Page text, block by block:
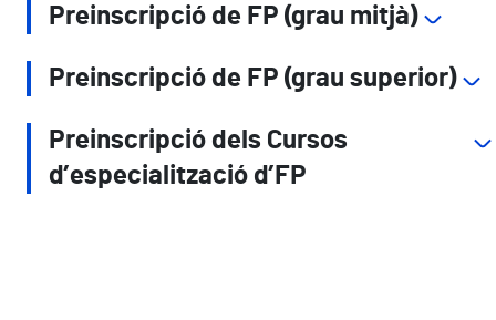
Preinscripció de FP (grau mitjà)
Preinscripció de FP (grau superior)
Preinscripció dels Cursos
d’especialització d’FP